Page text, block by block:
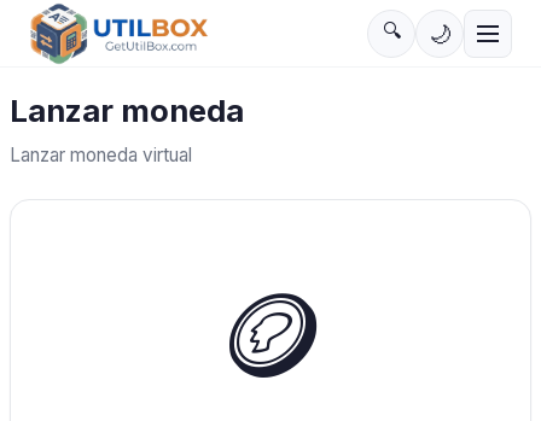
🔍 🌙
Lanzar moneda
Lanzar moneda virtual
🪙